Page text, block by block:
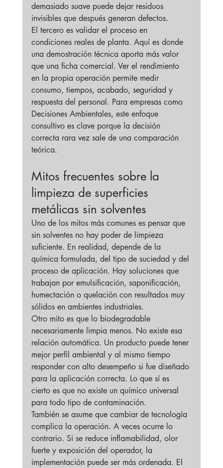
demasiado suave puede dejar residuos
invisibles que después generan defectos.
El tercero es validar el proceso en
condiciones reales de planta. Aquí es donde
una demostración técnica aporta más valor
que una ficha comercial. Ver el rendimiento
en la propia operación permite medir
consumo, tiempos, acabado, seguridad y
respuesta del personal. Para empresas como
Decisiones Ambientales, este enfoque
consultivo es clave porque la decisión
correcta rara vez sale de una comparación
teórica.
Mitos frecuentes sobre la
limpieza de superficies
metálicas sin solventes
Uno de los mitos más comunes es pensar que
sin solventes no hay poder de limpieza
suficiente. En realidad, depende de la
química formulada, del tipo de suciedad y del
proceso de aplicación. Hay soluciones que
trabajan por emulsificación, saponificación,
humectación o quelación con resultados muy
sólidos en ambientes industriales.
Otro mito es que lo biodegradable
necesariamente limpia menos. No existe esa
relación automática. Un producto puede tener
mejor perfil ambiental y al mismo tiempo
responder con alto desempeño si fue diseñado
para la aplicación correcta. Lo que sí es
cierto es que no existe un químico universal
para todo tipo de contaminación.
También se asume que cambiar de tecnología
complica la operación. A veces ocurre lo
contrario. Si se reduce inflamabilidad, olor
fuerte y exposición del operador, la
implementación puede ser más ordenada. El